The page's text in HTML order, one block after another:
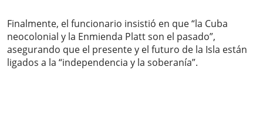
Finalmente, el funcionario insistió en que “la Cuba
neocolonial y la Enmienda Platt son el pasado”,
asegurando que el presente y el futuro de la Isla están
ligados a la “independencia y la soberanía”.